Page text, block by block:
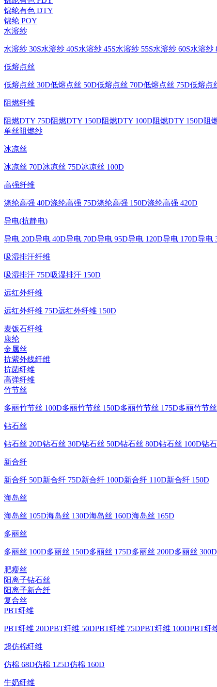
锦纶有色 DTY
锦纶 POY
水溶纱
水溶纱 30S水溶纱 40S水溶纱 45S水溶纱 55S水溶纱 60S水溶纱
低熔点丝
低熔点丝 30D低熔点丝 50D低熔点丝 70D低熔点丝 75D低熔点
阻燃纤维
阻燃DTY 75D阻燃DTY 150D阻燃DTY 100D阻燃DTY 150D阻
单丝阻燃纱
冰凉丝
冰凉丝 70D冰凉丝 75D冰凉丝 100D
高强纤维
涤纶高强 40D涤纶高强 75D涤纶高强 150D涤纶高强 420D
导电(抗静电)
导电 20D导电 40D导电 70D导电 95D导电 120D导电 170D导电
吸湿排汗纤维
吸湿排汗 75D吸湿排汗 150D
远红外纤维
远红外纤维 75D远红外纤维 150D
麦饭石纤维
康纶
金属丝
抗紫外线纤维
抗菌纤维
高弹纤维
竹节丝
多丽竹节丝 100D多丽竹节丝 150D多丽竹节丝 175D多丽竹节
钻石丝
钻石丝 20D钻石丝 30D钻石丝 50D钻石丝 80D钻石丝 100D钻
新合纤
新合纤 50D新合纤 75D新合纤 100D新合纤 110D新合纤 150D
海岛丝
海岛丝 105D海岛丝 130D海岛丝 160D海岛丝 165D
多丽丝
多丽丝 100D多丽丝 150D多丽丝 175D多丽丝 200D多丽丝 300D
肥瘦丝
阳离子钻石丝
阳离子新合纤
复合丝
PBT纤维
PBT纤维 20DPBT纤维 50DPBT纤维 75DPBT纤维 100DPBT纤
超仿棉纤维
仿棉 68D仿棉 125D仿棉 160D
牛奶纤维